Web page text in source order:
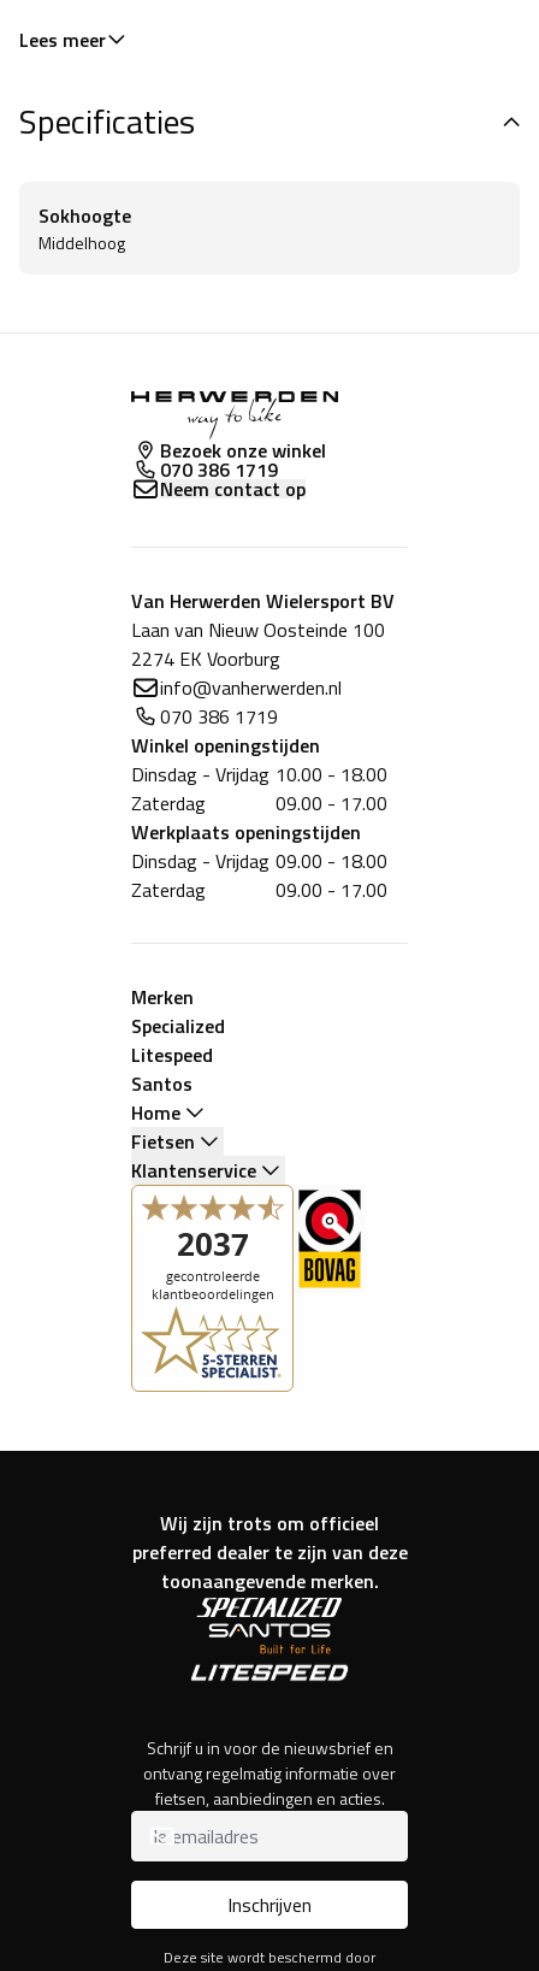
huidirritatie veroorzaken. Het matriaal Hydrostop is
compatibel met OEKOTEX
Lees meer
Specificaties
Sokhoogte
Middelhoog
Bezoek onze winkel
070 386 1719
Neem contact op
Van Herwerden Wielersport BV
Laan van Nieuw Oosteinde 100
2274 EK Voorburg
info@vanherwerden.nl
070 386 1719
Winkel openingstijden
Dinsdag - Vrijdag 10.00 - 18.00
Zaterdag
09.00 - 17.00
Werkplaats openingstijden
Dinsdag - Vrijdag 09.00 - 18.00
Zaterdag
09.00 - 17.00
Merken
Specialized
Litespeed
Santos
Home
Fietsen
Klantenservice
Wij zijn trots om officieel
preferred dealer te zijn van deze
toonaangevende merken.
Schrijf u in voor de nieuwsbrief en
ontvang regelmatig informatie over
fietsen, aanbiedingen en acties.
Inschrijven
Deze site wordt beschermd door